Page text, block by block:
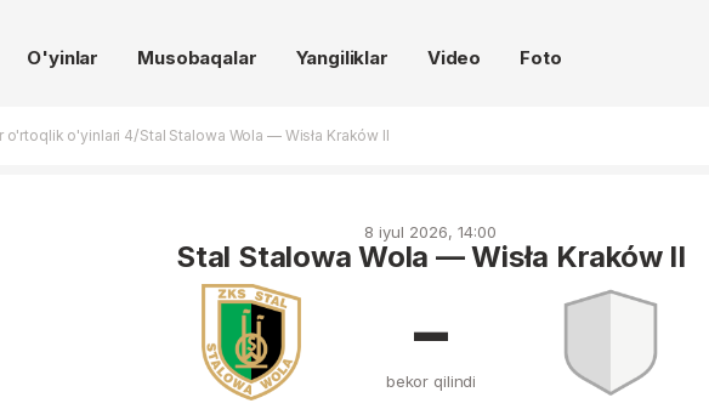
O'yinlar Musobaqalar Yangiliklar Video Foto
o'rtoqlik o'yinlari 4/Stal Stalowa Wola — Wisła Kraków II
8 iyul 2026, 14:00
Stal Stalowa Wola — Wisła Kraków II
–
bekor qilindi